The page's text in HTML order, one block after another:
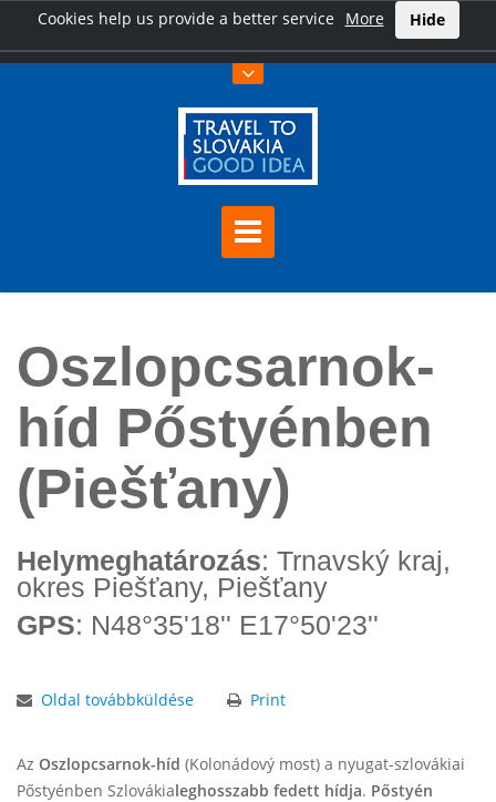
Cookies help us provide a better service More Hide
Oszlopcsarnok-híd Pőstyénben (Piešťany)
Oszlopcsarnok-
híd Pőstyénben
(Piešťany)
Helymeghatározás: Trnavský kraj,
okres Piešťany, Piešťany
GPS: N48°35'18'' E17°50'23''
Oldal továbbküldése Print
Az Oszlopcsarnok-híd (Kolonádový most) a nyugat-szlovákiai
Pőstyénben Szlovákialeghosszabb fedett hídja. Pőstyén